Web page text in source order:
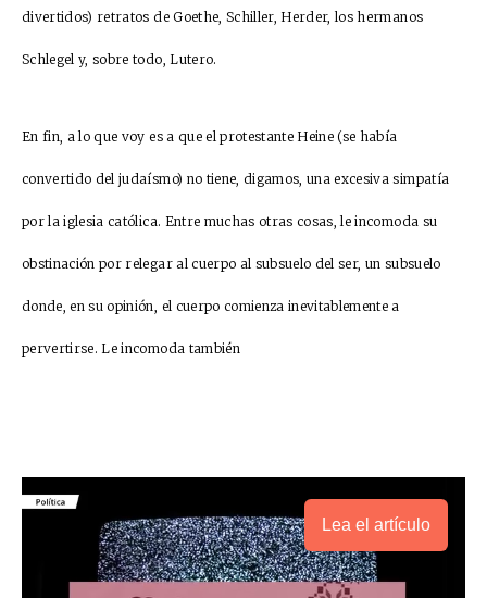
divertidos) retratos de Goethe, Schiller, Herder, los hermanos
Schlegel y, sobre todo, Lutero.
En fin, a lo que voy es a que el protestante Heine (se había
convertido del judaísmo) no tiene, digamos, una excesiva simpatía
por la iglesia católica. Entre muchas otras cosas, le incomoda su
obstinación por relegar al cuerpo al subsuelo del ser, un subsuelo
donde, en su opinión, el cuerpo comienza inevitablemente a
pervertirse. Le incomoda también
Lea el artículo